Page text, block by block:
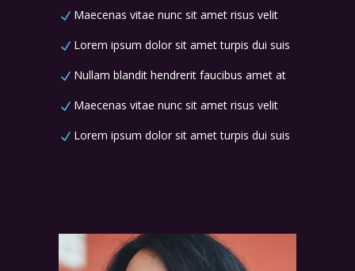
Maecenas vitae nunc sit amet risus velit
Lorem ipsum dolor sit amet turpis dui suis
Nullam blandit hendrerit faucibus amet at
Maecenas vitae nunc sit amet risus velit
Lorem ipsum dolor sit amet turpis dui suis